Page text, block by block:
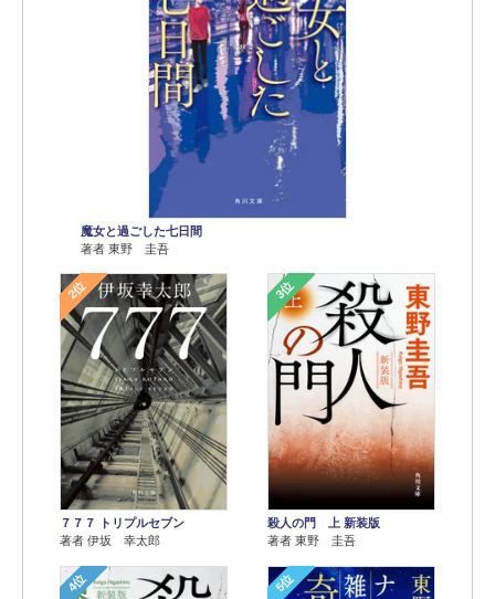
魔女と過ごした七日間
著者 東野 圭吾
2位
７７７ トリプルセブン
著者 伊坂 幸太郎
3位
殺人の門 上 新装版
著者 東野 圭吾
4位 5位